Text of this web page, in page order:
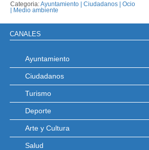
Categoria:Ayuntamiento Ciudadanos
Ocio
Medio ambiente
CANALES
Ayuntamiento
Ciudadanos
Turismo
Deporte
Arte y Cultura
Salud